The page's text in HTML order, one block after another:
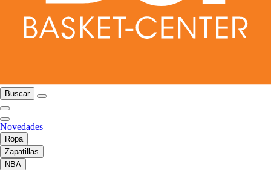
Buscar
Novedades
Ropa
Zapatillas
NBA